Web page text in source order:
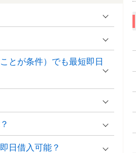
とが条件）でも最短即日
日借入可能？